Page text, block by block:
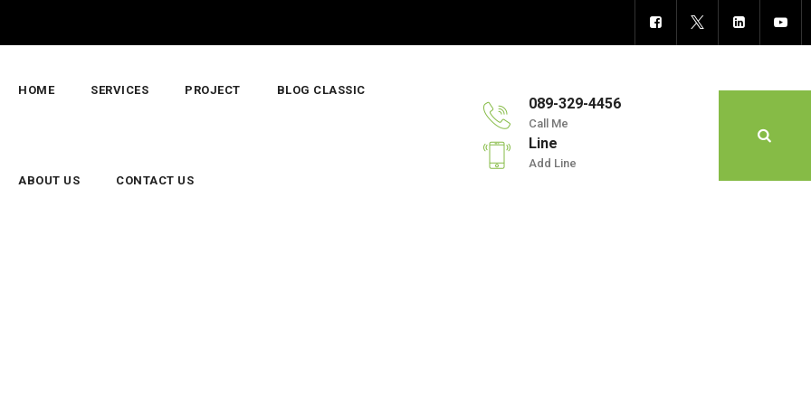
HOME SERVICES PROJECT BLOG CLASSIC
ABOUT US CONTACT US
089-329-4456
Call Me
Line
Add Line